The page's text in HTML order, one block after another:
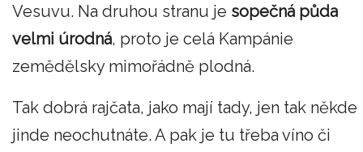
Vesuvu. Na druhou stranu je sopečná půda
velmi úrodná, proto je celá Kampánie
zemědělsky mimořádně plodná.
Tak dobrá rajčata, jako mají tady, jen tak někde
jinde neochutnáte. A pak je tu třeba víno či